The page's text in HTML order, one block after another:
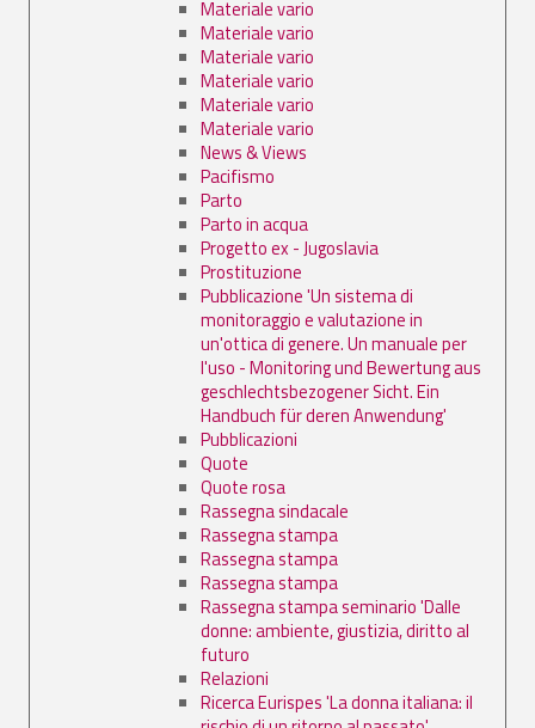
Materiale vario
Materiale vario
Materiale vario
Materiale vario
Materiale vario
Materiale vario
News & Views
Pacifismo
Parto
Parto in acqua
Progetto ex - Jugoslavia
Prostituzione
Pubblicazione 'Un sistema di
monitoraggio e valutazione in
un'ottica di genere. Un manuale per
l'uso - Monitoring und Bewertung aus
geschlechtsbezogener Sicht. Ein
Handbuch für deren Anwendung'
Pubblicazioni
Quote
Quote rosa
Rassegna sindacale
Rassegna stampa
Rassegna stampa
Rassegna stampa
Rassegna stampa seminario 'Dalle
donne: ambiente, giustizia, diritto al
futuro
Relazioni
Ricerca Eurispes 'La donna italiana: il